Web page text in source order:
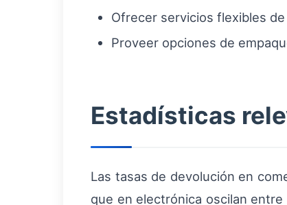
Ofrecer servicios flexibles
Proveer opciones de
Estadísticas
Las tasas de devolución en
que en electrónica oscilan